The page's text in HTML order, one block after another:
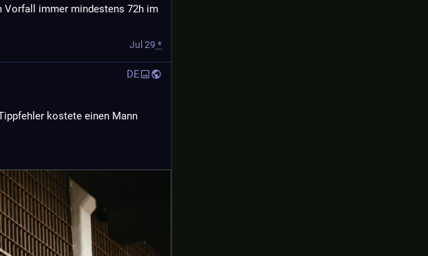
Vorfall immer mindestens 72h im
Jul 29 *
DE
kostete einen Mann